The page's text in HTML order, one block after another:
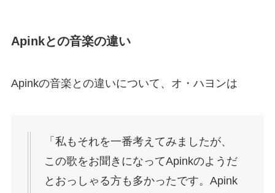
Apinkとの音楽の違い
Apinkの音楽との違いについて、オ・ハヨンは
「私もそれを一番考えてみましたが、
この歌をお聞きになってApinkのようだ
とおっしゃる方も多かったです。Apink